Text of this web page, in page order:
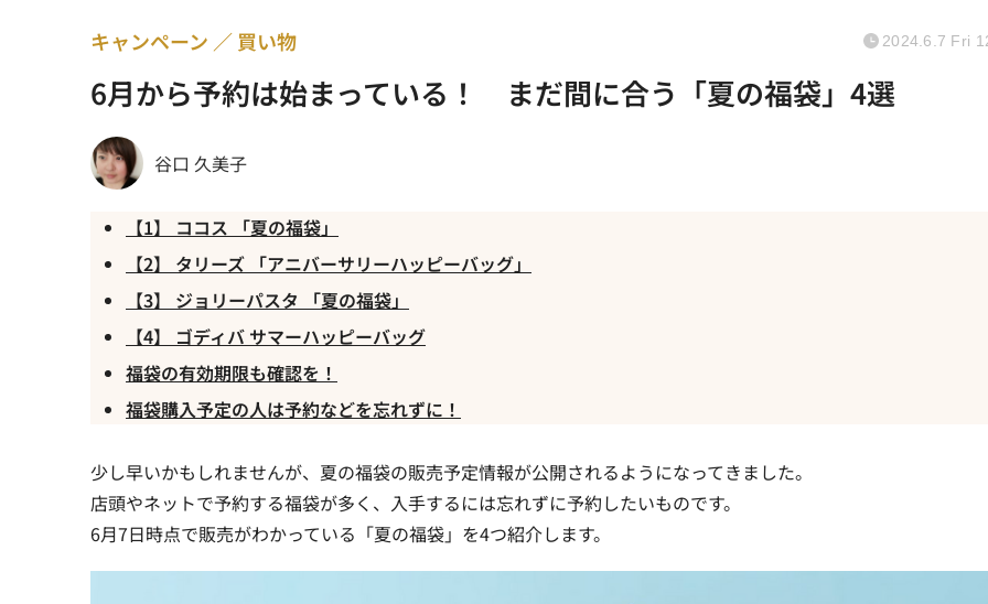
6月から予約は始まっている！ まだ間に合う「夏の福袋」4選
キャンペーン 買い物 2024.6.7 Fri
谷口 久美子
【1】 ココス 「夏の福袋」
【2】 タリーズ 「アニバーサリーハッピーバッグ」
【3】 ジョリーパスタ 「夏の福袋」
【4】 ゴディバ サマーハッピーバッグ
福袋の有効期限も確認を！
福袋購入予定の人は予約などを忘れずに！
少し早いかもしれませんが、夏の福袋の販売予定情報が公開されるようになってきました。
店頭やネットで予約する福袋が多く、入手するには忘れずに予約したいものです。
6月7日時点で販売がわかっている「夏の福袋」を4つ紹介します。